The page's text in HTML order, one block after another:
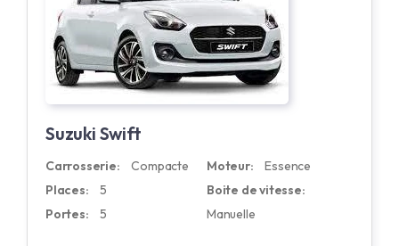
Suzuki Swift
Carrosserie:
Compacte
Places:
5
Portes:
5
Moteur:
Essence
Boite de vitesse:
Manuelle